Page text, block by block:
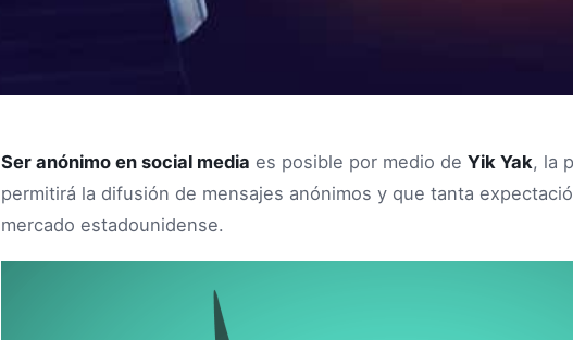
Ser anónimo en social media es posible por medio de Yik Yak, la
permitirá la difusión de mensajes anónimos y que tanta
mercado estadounidense.